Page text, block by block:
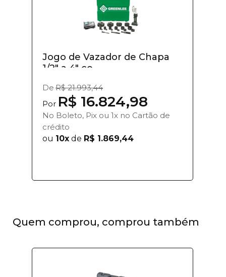
Jogo de Vazador de Chapa
1/2" a 4" co...
De R$ 21.993,44
Por R$ 16.824,98
No Boleto, Pix ou 1x no Cartão de
crédito
ou 10x de R$ 1.869,44
Quem comprou, comprou também